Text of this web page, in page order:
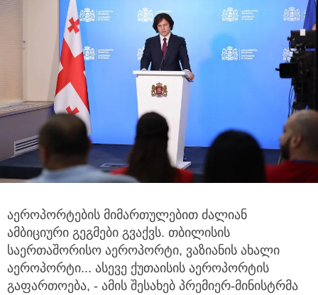
აეროპორტების მიმართულებით ძალიან
ამბიციური გეგმები გვაქვს. თბილისის
საერთაშორისო აეროპორტი, ვაზიანის ახალი
აეროპორტი... ასევე ქუთაისის აეროპორტის
გაფართოება, - ამის შესახებ პრემიერ-მინისტრმა